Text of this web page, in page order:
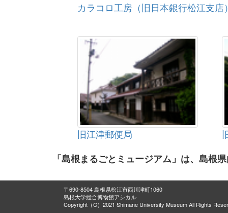
カラコロ工房（旧日本銀行松江支店
旧江津郵便局
「島根まるごとミュージアム」は、島根
〒690-8504 島根県松江市西川津町1060
島根大学総合博物館アシカル
Copyright（C）2021 Shimane University Museum All Rights